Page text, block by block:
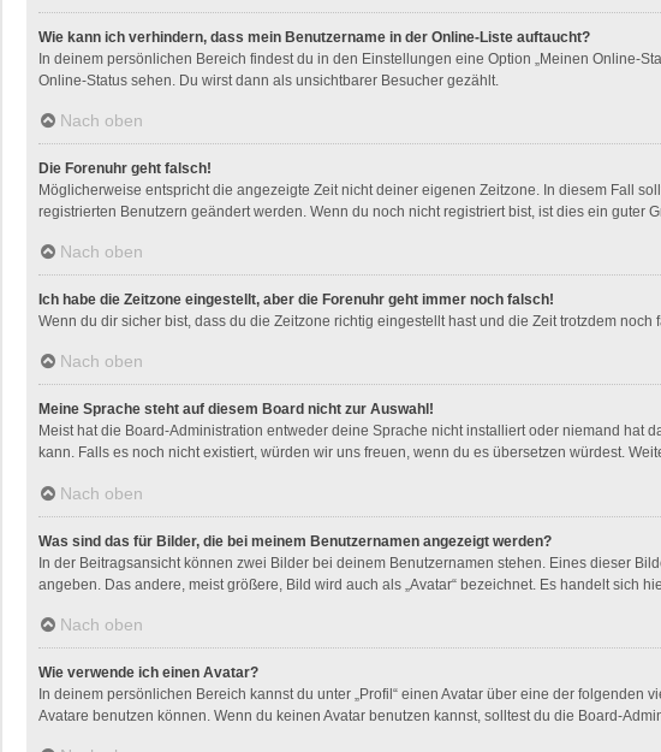
Wie kann ich verhindern, dass mein Benutzername in der Online-Liste auftaucht?
In deinem persönlichen Bereich findest du in den Einstellungen eine Option „Meinen Online-
Online-Status sehen. Du wirst dann als unsichtbarer Besucher gezählt.
Nach oben
Die Forenuhr geht falsch!
Möglicherweise entspricht die angezeigte Zeit nicht deiner eigenen Zeitzone. In diesem Fall
registrierten Benutzern geändert werden. Wenn du noch nicht registriert bist, ist dies ein guter
Nach oben
Ich habe die Zeitzone eingestellt, aber die Forenuhr geht immer noch falsch!
Wenn du dir sicher bist, dass du die Zeitzone richtig eingestellt hast und die Zeit trotzdem
Nach oben
Meine Sprache steht auf diesem Board nicht zur Auswahl!
Meist hat die Board-Administration entweder deine Sprache nicht installiert oder niemand hat
kann. Falls es noch nicht existiert, würden wir uns freuen, wenn du es übersetzen würdest.
Nach oben
Was sind das für Bilder, die bei meinem Benutzernamen angezeigt werden?
In der Beitragsansicht können zwei Bilder bei deinem Benutzernamen stehen. Eines dieser
angeben. Das andere, meist größere, Bild wird auch als „Avatar“ bezeichnet. Es handelt
Nach oben
Wie verwende ich einen Avatar?
In deinem persönlichen Bereich kannst du unter „Profil“ einen Avatar über eine der
Avatare benutzen können. Wenn du keinen Avatar benutzen kannst, solltest du die Board-